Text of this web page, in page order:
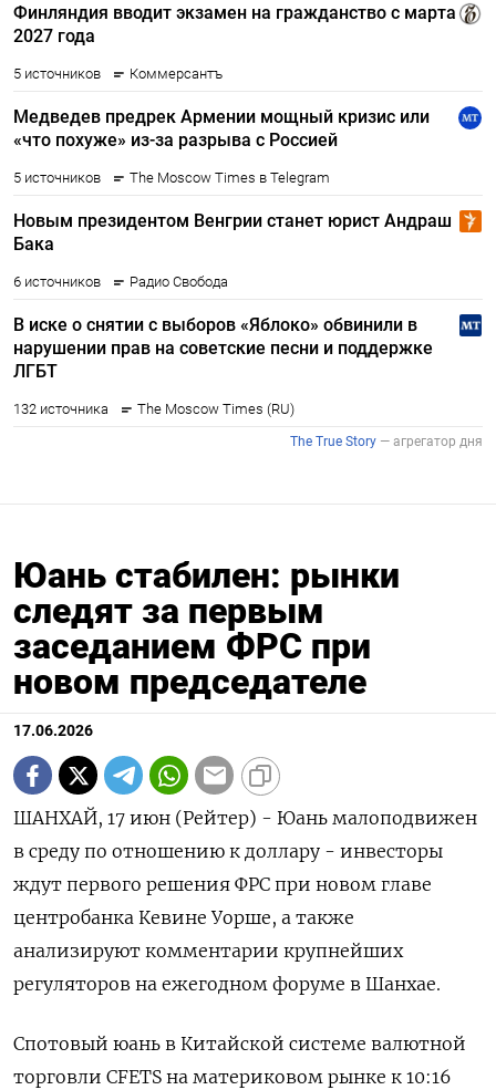
Юань стабилен: рынки
следят за первым
заседанием ФРС при
новом председателе
17.06.2026
ШАНХАЙ, 17 июн (Рейтер) - Юань малоподвижен
в среду по отношению к доллару - инвесторы
ждут первого решения ФРС при новом главе
центробанка Кевине Уорше, ‌а также
анализируют комментарии крупнейших
регуляторов на ежегодном форуме в Шанхае.
Спотовый юань в Китайской системе валютной
торговли CFETS на материковом рынке ​к 10:16